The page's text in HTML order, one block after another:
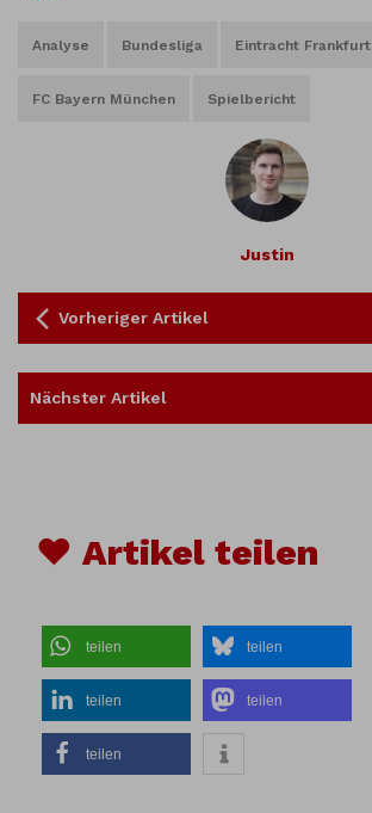
Analyse Bundesliga Eintracht Frankfurt
FC Bayern München Spielbericht
Justin
Vorheriger Artikel
Nächster Artikel
♥ Artikel teilen
teilen teilen
teilen teilen
teilen